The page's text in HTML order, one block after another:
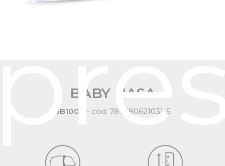
BABY NASA
BB1002 - cód. 789680621031-5